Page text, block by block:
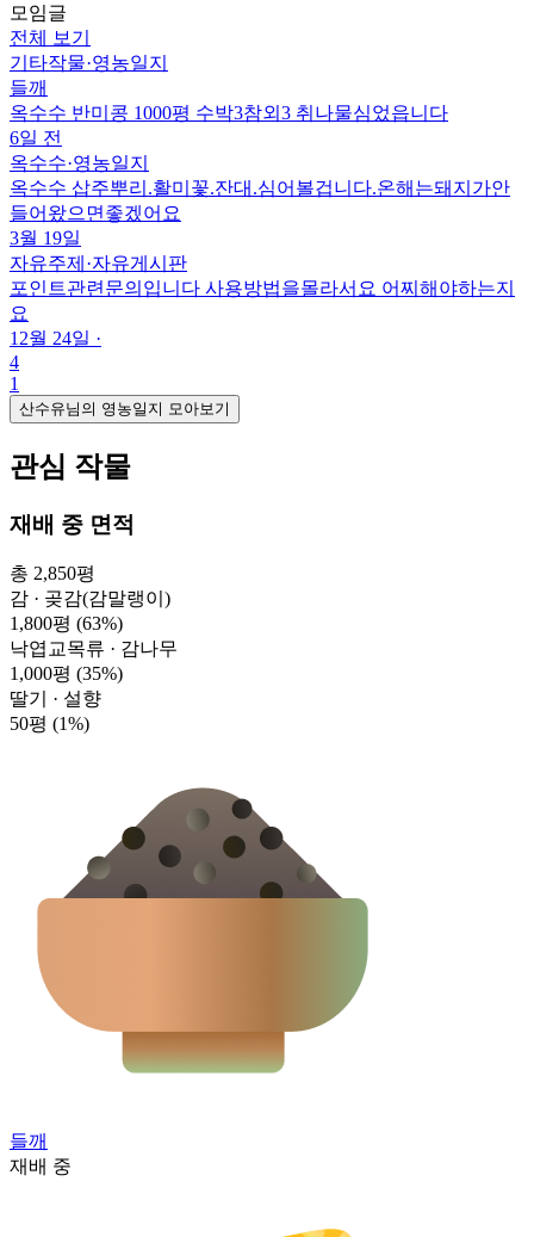
모임글
전체 보기
기타작물·영농일지
들깨
옥수수 반미콩 1000평 수박3참외3 취나물심었읍니다
6일 전
옥수수·영농일지
옥수수 삽주뿌리.활미꽃.잔대.심어볼겁니다.온해는돼지가안
들어왔으면좋겠어요
3월 19일
자유주제 ·자유게시판
포인트관련문의입니다 사용방법을몰라서요 어찌해야하는지
요
12월 24일 ·
4
1
산수유님의 영농일지 모아보기
관심 작물
재배 중 면적
총 2,850평
감 · 곶감(감말랭이)
1,800평 (63%)
낙엽교목류 · 감나무
1,000평 (35%)
딸기 · 설향
50평 (1%)
들깨
재배 중